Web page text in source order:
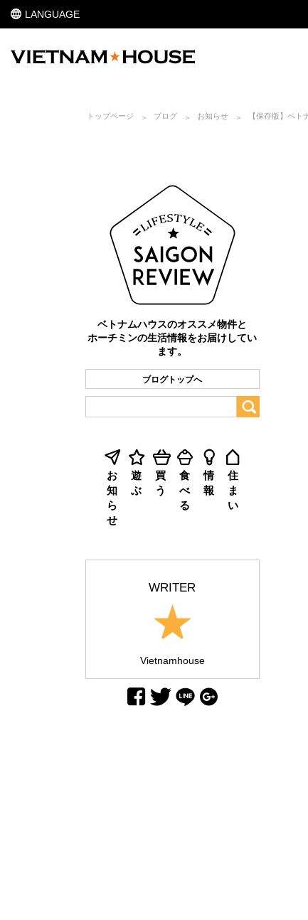
LANGUAGE
トップページ ブログ お知らせ 【保存版】ベ
ベトナムハウスのオススメ物件と
ホーチミンの生活情報をお届けしてい
ます。
ブログトップへ
お
知
ら
せ
遊
ぶ
買
う
食
べ
る
情
報
住
ま
い
WRITER
Vietnamhouse